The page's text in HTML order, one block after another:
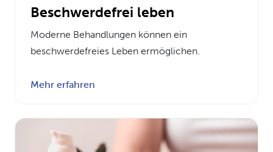
Beschwerdefrei leben
Moderne Behandlungen können ein
beschwerdefreies Leben ermöglichen.
Mehr erfahren